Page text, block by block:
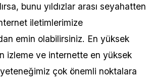
bunu yıldızlar arası seyahatten
iletimlerimize
emin olabilirsiniz. En yüksek
izleme ve internette en yüksek
çok önemli noktalara